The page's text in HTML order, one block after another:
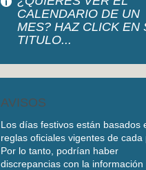
CALENDARIO DE UN
MES? HAZ CLICK EN
TITULO...
AVISOS
Los días festivos están basados
reglas oficiales vigentes de cada
Por lo tanto, podrían haber
discrepancias con la información